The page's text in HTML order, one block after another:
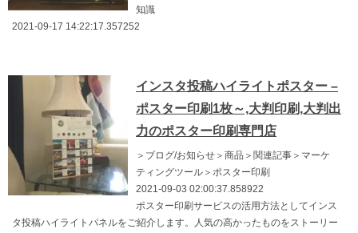
知識
2021-09-17 14:22:17.357252
インスタ投稿ハイライトポスター –
ポスター印刷1枚～,大判印刷,大判出
力のポスター印刷専門店
＞ブログ/お知らせ＞商品＞関連記事＞マーケ
ティングツール＞ポスター印刷
2021-09-03 02:00:37.858922
ポスター印刷サービスの活用方法としてインス
タ投稿ハイライトパネルをご紹介します。人気の高かったものをストーリー